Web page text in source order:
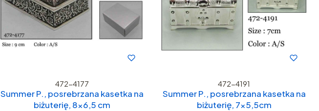
472-4177
Summer P., posrebrzana kasetka na
biżuterię, 8x6,5 cm
472-4191
Summer P., posrebrzana kasetka na
biżuterię, 7x5,5cm